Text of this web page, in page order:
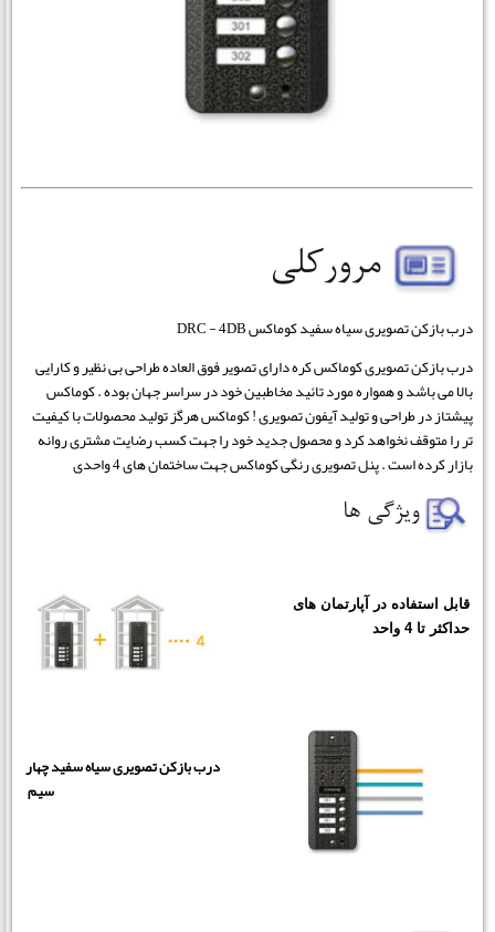
درب بازکن تصویری سیاه سفید کوماکس DRC - 4DB
درب بازکن تصویری کوماکس کره دارای تصویر فوق العاده طراحی بی نظیر و کارایی
بالا می باشد و همواره مورد تائید مخاطبین خود در سراسر جهان بوده . کوماکس
پیشتاز در طراحی و تولید آیفون تصویری ! کوماکس هرگز تولید محصولات با کیفیت
تر را متوقف نخواهد کرد و محصول جدید خود را جهت کسب رضایت مشتری روانه
بازار کرده است . پنل تصویری رنگی کوماکس جهت ساختمان های 4 واحدی
قابل استفاده در آپارتمان های
حداکثر تا 4 واحد
درب بازکن تصویری سیاه سفید چهار
سیم